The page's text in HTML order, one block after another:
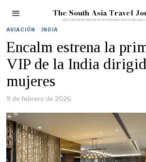
The South Asia Travel
AVIACIÓN · INDIA
Encalm estrena la
VIP de la India
mujeres
9 de febrero de 2026